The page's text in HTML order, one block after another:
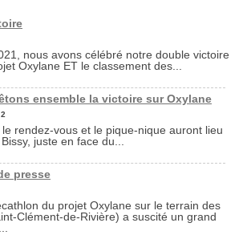
nous avons célébré notre double victoire
Oxylane ET le classement des...
ensemble la victoire sur Oxylane
2
rendez-vous et le pique-nique auront lieu
juste en face du...
presse
du projet Oxylane sur le terrain des
Clément-de-Rivière) a suscité un grand